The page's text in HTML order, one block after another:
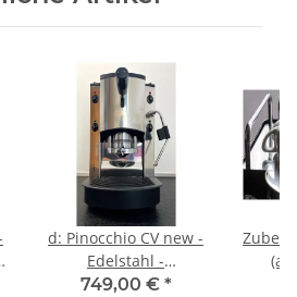
d: Pinocchio CV new -
Edelstahl -
Tassengestell aus
749,00 € *